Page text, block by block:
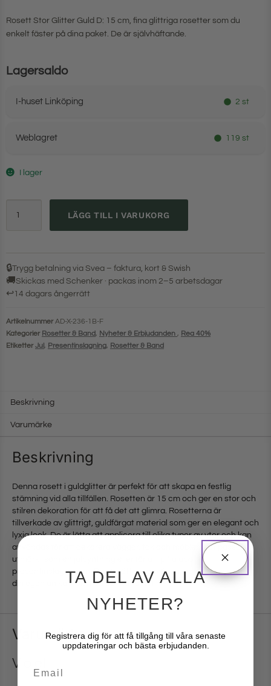
Rosett Stor Glitter Guld D: 15 cm, fina glittriga rosetter som du
enkelt fäster på dina paket. De är självhäftande.
Lagersaldo
I-huset Linköping 2 st
Weblagret 119 st
I lager
LÄGG TILL I VARUKORG
🔒Trygg betalning via Svea – faktura, kort & Swish
🚚Skickas med Schenker · packas inom 2–5 arbetsdagar
↩14 dagars ångerrätt
Artikelnummer AD-X-236-1B-F
Kategorier Rosetter & Band, Nyheter & Erbjudanden , Rea 40%
Etiketter Jul, Presentinslagning, Rosetter & Band
Beskrivning
Varumärke
Beskrivning
Denna rosett i guldglitter är perfekt för att skapa en festlig
stämning vid alla tillfällen. Rosetten är 15 cm och ger en stor och
stilren dekoration för att få det att glimra. Rosetterna är
tillverkade av glittrigt, guldfärgat material som ger en elegant och
lyxig look. De är lätta att applicera till olika typer av ytor och kan
användas för att dekorera väggar, tak och möbler. Det passar
utmärkt som en julpyntning eller för att piffa upp
presentinslagningen. Det är lätt att använda, och du kan skapa
din egen unika look med denna rosett.
Varumärke
Violet
TA DEL AV ALLA
NYHETER?
Registrera dig för att få tillgång till våra senaste
uppdateringar och bästa erbjudanden.
Email